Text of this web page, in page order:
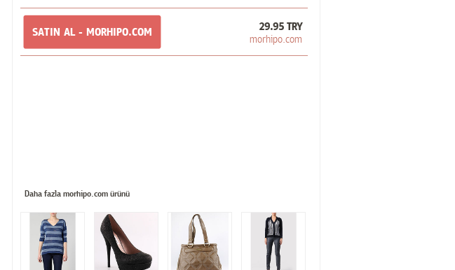
SATIN AL - MORHIPO.COM 29.95 TRY
morhipo.com
Daha fazla morhipo.com ürünü